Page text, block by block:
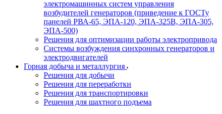
электромашинных систем управления
возбудителей генераторов (приведение к ГОСТу
панелей РВА-65, ЭПА-120, ЭПА-325В, ЭПА-305,
ЭПА-500)
Решения для оптимизации работы электропривода
Системы возбуждения синхронных генераторов и
электродвигателей
Горная добыча и металлургия
Решения для добычи
Решения для переработки
Решения для транспортировки
Решения для шахтного подъема